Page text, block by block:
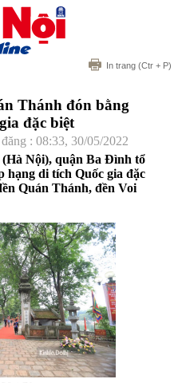
In trang (Ctr + P)
Thánh đón bằng
đặc biệt
: 08:33, 30/05/2022
(Hà Nội), quận Ba Đình tổ
hạng di tích Quốc gia đặc
Quán Thánh, đền Voi